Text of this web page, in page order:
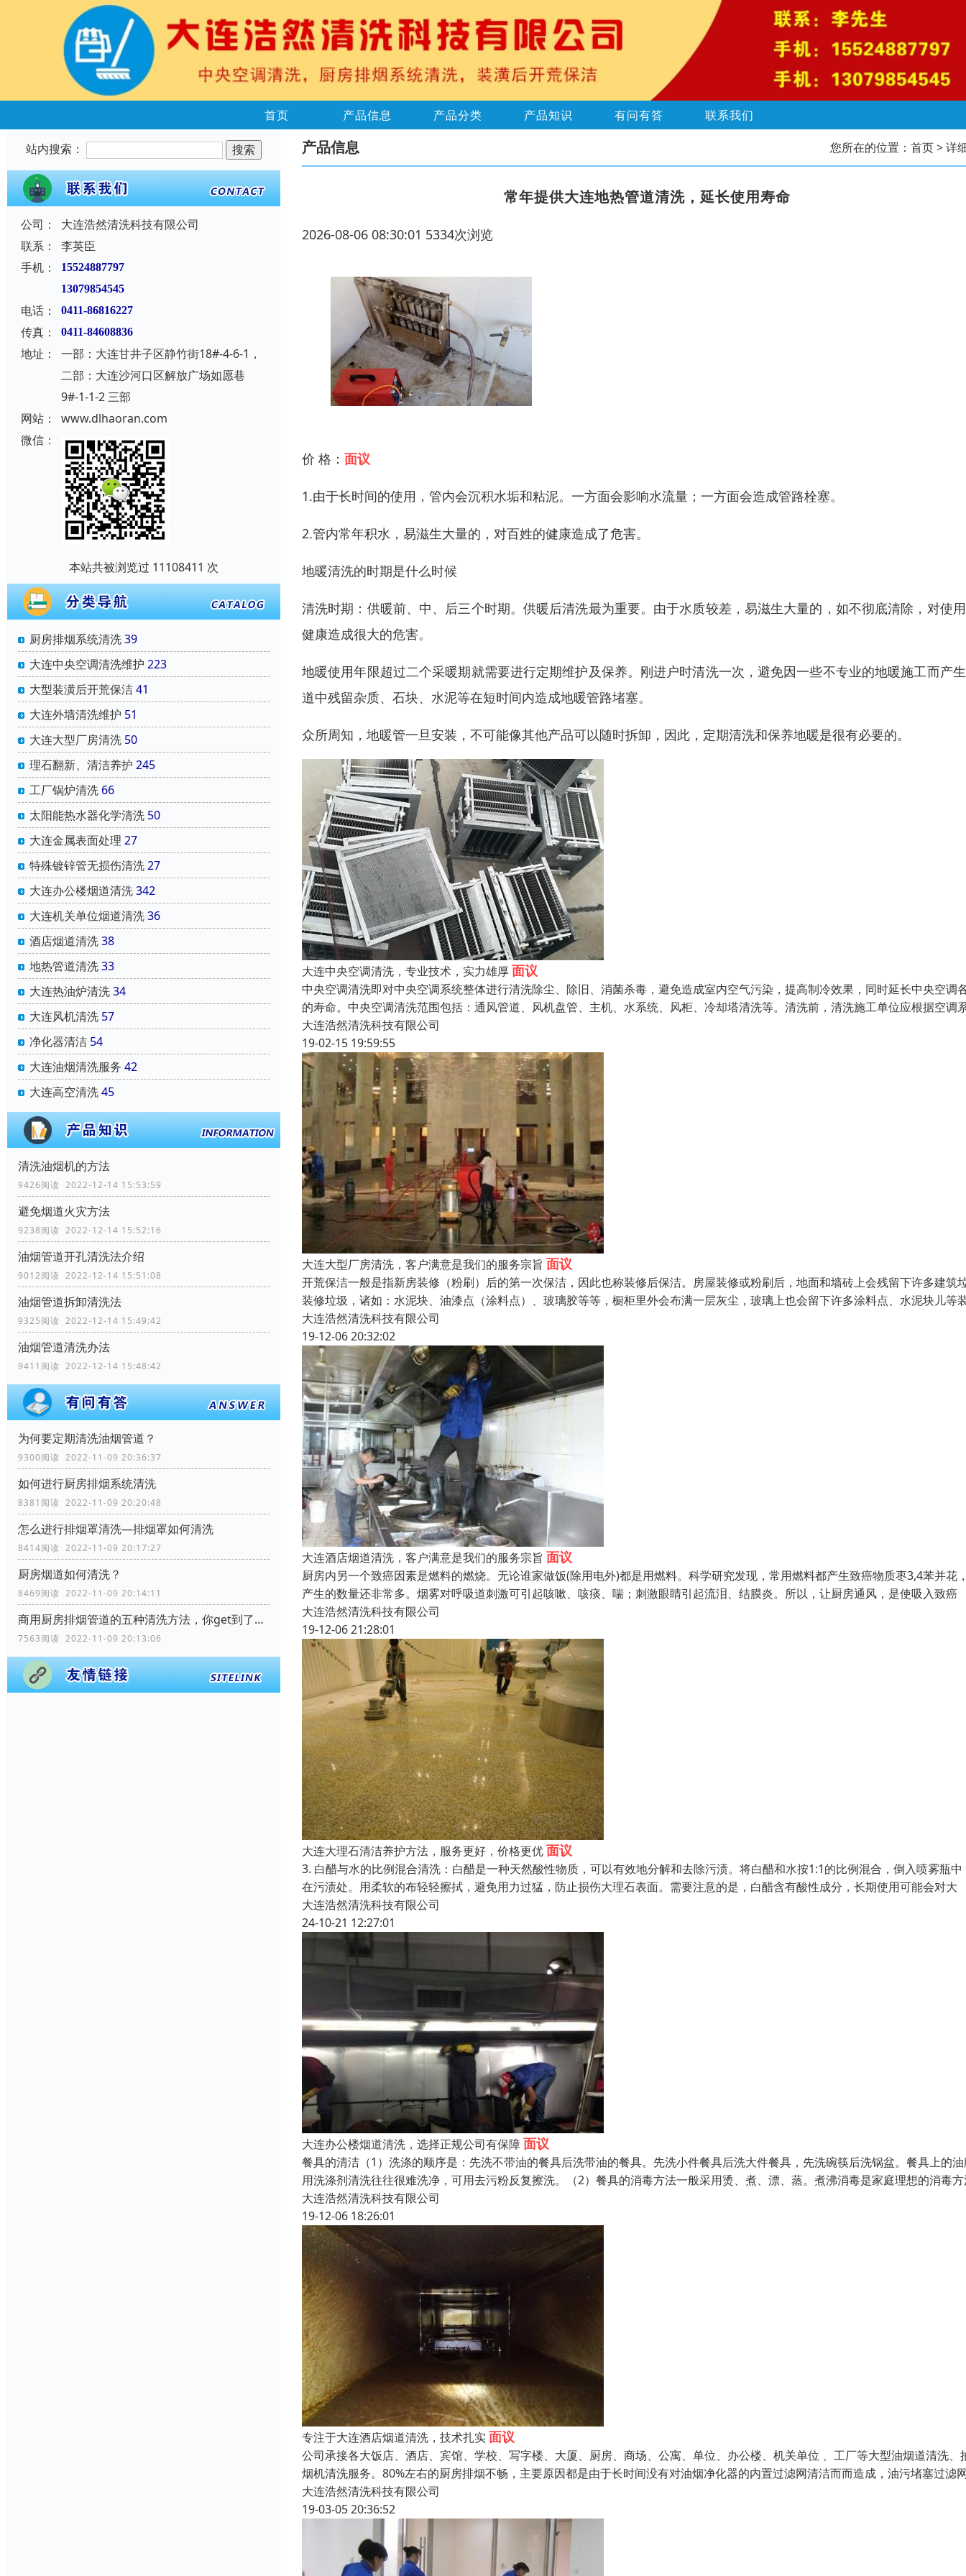
首页 产品信息 产品分类 产品知识 有问有答 联系我们
站内搜索：
公司：
大连浩然清洗科技有限公司
联系：
李英臣
手机：
15524887797
13079854545
电话： 0411-86816227
传真： 0411-84608836
地址：
一部：大连甘井子区静竹街18#-4-6-1，
二部：大连沙河口区解放广场如愿巷
9#-1-1-2 三部
网站：
www.dlhaoran.com
微信：
本站共被浏览过 11108411 次
厨房排烟系统清洗39
大连中央空调清洗维护 223
大型装潢后开荒保洁41
大连外墙清洗维护 51
大连大型厂房清洗 50
理石翻新、清洁养护 245
工厂锅炉清洗 66
太阳能热水器化学清洗 50
大连金属表面处理 27
特殊镀锌管无损伤清洗27
大连办公楼烟道清洗342
大连机关单位烟道清洗36
酒店烟道清洗38
地热管道清洗33
大连热油炉清洗34
大连风机清洗 57
净化器清洁 54
大连油烟清洗服务 42
大连高空清洗45
清洗油烟机的方法
9426阅读 2022-12-14 15:53:59
避免烟道火灾方法
9238阅读 2022-12-14 15:52:16
油烟管道开孔清洗法介绍
9012阅读 2022-12-14 15:51:08
油烟管道拆卸清洗法
9325阅读 2022-12-14 15:49:42
油烟管道清洗办法
9411阅读 2022-12-14 15:48:42
为何要定期清洗油烟管道？
9300阅读 2022-11-09 20:36:37
如何进行厨房排烟系统清洗
8381阅读 2022-11-09 20:20:48
怎么进行排烟罩清洗—排烟罩如何清洗
8414阅读 2022-11-09 20:17:27
厨房烟道如何清洗？
8469阅读 2022-11-09 20:14:11
商用厨房排烟管道的五种清洗方法，你get到了吗？
7563阅读 2022-11-09 20:13:06
产品信息 您所在的位置： 首页> 详
常年提供大连地热管道清洗，延长使用寿命
2026-08-06 08:30:01 5334次浏览
价 格： 面议
1.由于长时间的使用，管内会沉积水垢和粘泥。一方面会影响水流量；一方面会造成管路栓塞。
2.管内常年积水，易滋生大量的，对百姓的健康造成了危害。
地暖清洗的时期是什么时候
清洗时期：供暖前、中、后三个时期。供暖后清洗最为重要。由于水质较差，易滋生大量的，如不彻底清除，对使
健康造成很大的危害。
地暖使用年限超过二个采暖期就需要进行定期维护及保养。刚进户时清洗一次，避免因一些不专业的地暖施工而产
道中残留杂质、石块、水泥等在短时间内造成地暖管路堵塞。
众所周知，地暖管一旦安装，不可能像其他产品可以随时拆卸，因此，定期清洗和保养地暖是很有必要的。
大连中央空调清洗，专业技术，实力雄厚面议
中央空调清洗即对中央空调系统整体进行清洗除尘、除旧、消菌杀毒，避免造成室内空气污染，提高制冷效果，同时延长中央空调
的寿命。中央空调清洗范围包括：通风管道、风机盘管、主机、水系统、风柜、冷却塔清洗等。清洗前，清洗施工单位应根据空调
大连浩然清洗科技有限公司
19-02-15 19:59:55
大连大型厂房清洗，客户满意是我们的服务宗旨 面议
开荒保洁一般是指新房装修（粉刷）后的第一次保洁，因此也称装修后保洁。房屋装修或粉刷后，地面和墙砖上会残留下许多建筑
装修垃圾，诸如：水泥块、油漆点（涂料点）、玻璃胶等等，橱柜里外会布满一层灰尘，玻璃上也会留下许多涂料点、水泥块儿等
大连浩然清洗科技有限公司
19-12-06 20:32:02
大连酒店烟道清洗，客户满意是我们的服务宗旨 面议
厨房内另一个致癌因素是燃料的燃烧。无论谁家做饭(除用电外)都是用燃料。科学研究发现，常用燃料都产生致癌物质枣3,4苯并花
产生的数量还非常多。烟雾对呼吸道刺激可引起咳嗽、咳痰、喘；刺激眼睛引起流泪、结膜炎。所以，让厨房通风，是使吸入致癌
大连浩然清洗科技有限公司
19-12-06 21:28:01
大连大理石清洁养护方法，服务更好，价格更优面议
3. 白醋与水的比例混合清洗：白醋是一种天然酸性物质，可以有效地分解和去除污渍。将白醋和水按1:1的比例混合，倒入喷雾瓶中
在污渍处。用柔软的布轻轻擦拭，避免用力过猛，防止损伤大理石表面。需要注意的是，白醋含有酸性成分，长期使用可能会对大
大连浩然清洗科技有限公司
24-10-21 12:27:01
大连办公楼烟道清洗，选择正规公司有保障面议
餐具的清洁（1）洗涤的顺序是：先洗不带油的餐具后洗带油的餐具。先洗小件餐具后洗大件餐具，先洗碗筷后洗锅盆。餐具上的
用洗涤剂清洗往往很难洗净，可用去污粉反复擦洗。（2）餐具的消毒方法一般采用烫、煮、漂、蒸。煮沸消毒是家庭理想的消毒
大连浩然清洗科技有限公司
19-12-06 18:26:01
专注于大连酒店烟道清洗，技术扎实面议
公司承接各大饭店、酒店、宾馆、学校、写字楼、大厦、厨房、商场、公寓、单位、办公楼、机关单位 、工厂等大型油烟道清洗、
烟机清洗服务。80%左右的厨房排烟不畅，主要原因都是由于长时间没有对油烟净化器的内置过滤网清洁而而造成，油污堵塞过滤
大连浩然清洗科技有限公司
19-03-05 20:36:52